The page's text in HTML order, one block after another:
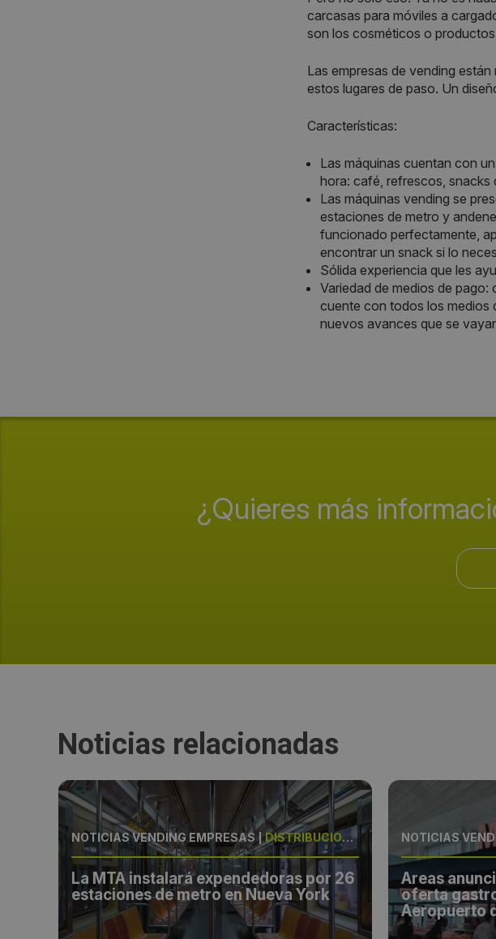
carcasas para móviles a
son los cosméticos o
Las empresas de vending
estos lugares de paso. Un
Características:
Las máquinas cuentan con
hora: café, refrescos, snacks
Las máquinas vending se
estaciones de metro y
funcionado perfectamente,
encontrar un snack si lo
Sólida experiencia que les
Variedad de medios de
cuente con todos los medios
nuevos avances que se
¿Quieres más
Noticias relacionadas
NOTICIAS VENDING EMPRESAS |DISTRIBUCIÓN, EEUU
La MTA instalará expendedoras por 26
estaciones de metro en Nueva York
NOTICIAS
Areas
oferta
Aeropuerto